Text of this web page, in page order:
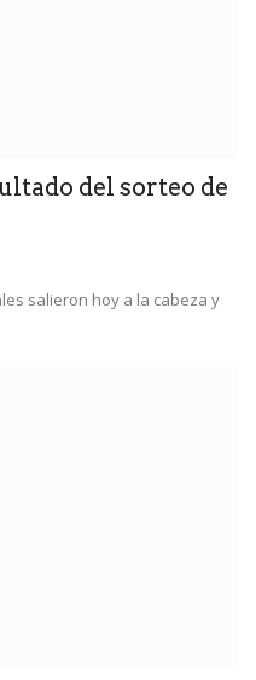
del sorteo de
salieron hoy a la cabeza y